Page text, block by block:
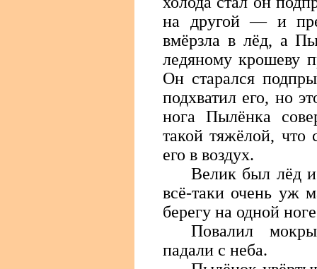
на другой — и
вмёрзла в лёд, а
ледяному крошеву
Он старался
подхватил его, но
нога Пылёнка
такой тяжёлой, что
его в воздух.
Велик был лёд
всё-таки очень уж
берегу на одной
Повалил
падали с неба.